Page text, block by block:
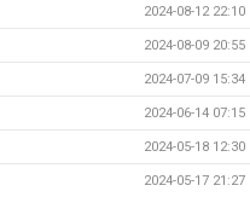
2024-08-12 22:10
2024-08-09 20:55
2024-07-09 15:34
2024-06-14 07:15
2024-05-18 12:30
2024-05-17 21:27